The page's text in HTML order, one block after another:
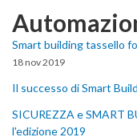
Smart building tassello
18 nov 2019
Il successo di Smart
SICUREZZA e SMART
l'edizione 2019